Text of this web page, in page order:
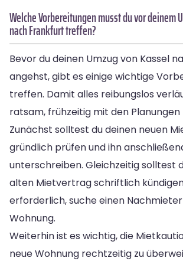
Welche Vorbereitungen musst du vor deinem
nach Frankfurt treffen?
Bevor du deinen Umzug von Kassel
angehst, gibt es einige wichtige
treffen. Damit alles reibungslos
ratsam, frühzeitig mit den Planungen
Zunächst solltest du deinen neuen
gründlich prüfen und ihn
unterschreiben. Gleichzeitig solltest
alten Mietvertrag schriftlich
erforderlich, suche einen
Wohnung.
Weiterhin ist es wichtig, die
neue Wohnung rechtzeitig zu